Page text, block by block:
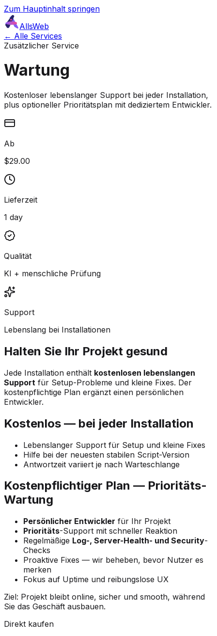
Zum Hauptinhalt springen
AllsWeb
← Alle Services
Zusätzlicher Service
Wartung
Kostenloser lebenslanger Support bei jeder Installation,
plus optioneller Prioritätsplan mit dediziertem Entwickler.
Ab
$29.00
Lieferzeit
1 day
Qualität
KI + menschliche Prüfung
Support
Lebenslang bei Installationen
Halten Sie Ihr Projekt gesund
Jede Installation enthält kostenlosen lebenslangen
Support für Setup-Probleme und kleine Fixes. Der
kostenpflichtige Plan ergänzt einen persönlichen
Entwickler.
Kostenlos — bei jeder Installation
Lebenslanger Support für Setup und kleine Fixes
Hilfe bei der neuesten stabilen Script-Version
Antwortzeit variiert je nach Warteschlange
Kostenpflichtiger Plan — Prioritäts-
Wartung
Persönlicher Entwickler für Ihr Projekt
Prioritäts-Support mit schneller Reaktion
Regelmäßige Log-, Server-Health- und Security-
Checks
Proaktive Fixes — wir beheben, bevor Nutzer es
merken
Fokus auf Uptime und reibungslose UX
Ziel: Projekt bleibt online, sicher und smooth, während
Sie das Geschäft ausbauen.
Direkt kaufen